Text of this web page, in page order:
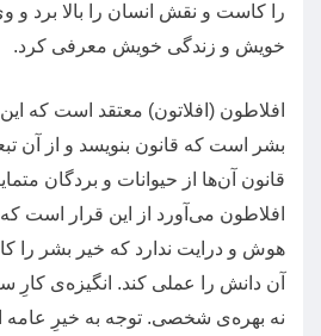
را کاست و نقش انسان را بالا برد و
خویش و زندگی خویش معرفی کرد.
افلاطون ( افلاتون) معتقد است که
بشر است که قانون بنویسد و از آن
قانون آن‌ها از حیوانات و بردگان
افلاطون می‌آورد از این قرار است
هوش و درایت ندارد که خیر بشر را
آن دانش را عملی کند. انگیزه‌ی
نه بهره‌ی شخصی. توجه به خیرِ